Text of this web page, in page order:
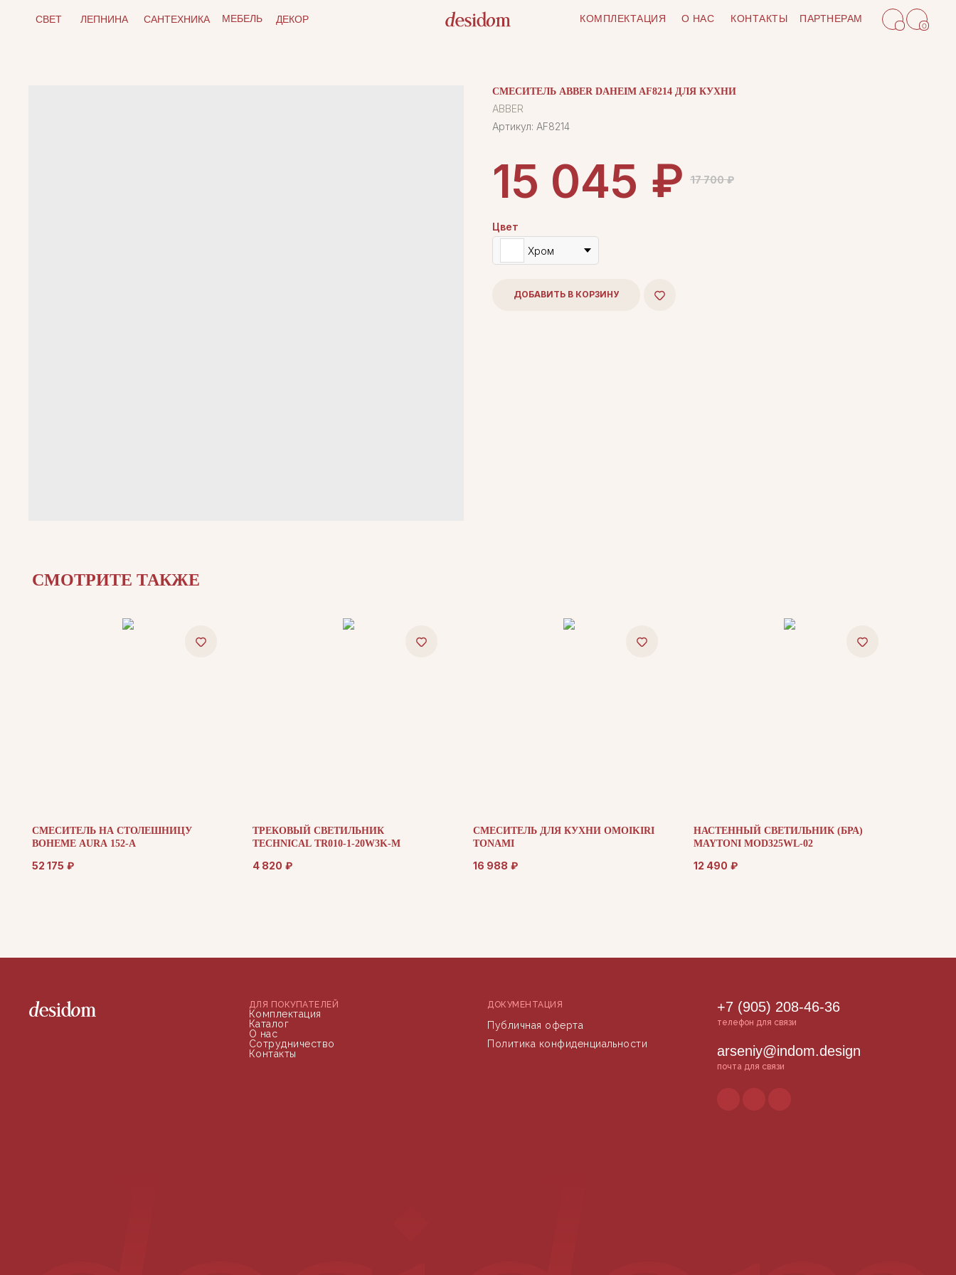
КОМПЛЕКТАЦИЯ О НАС КОНТАКТЫ ПАРТНЕРАМ
0
САНТЕХНИКА
ЛЕПНИНА ДЕКОР
СВЕТ МЕБЕЛЬ
СМЕСИТЕЛЬ ABBER DAHEIM AF8214 ДЛЯ КУХНИ
ABBER
Артикул: AF8214
15 045 ₽ 17 700 ₽
Цвет
Хром
ДОБАВИТЬ В КОРЗИНУ
СМОТРИТЕ ТАКЖЕ
СМЕСИТЕЛЬ НА СТОЛЕШНИЦУ
BOHEME AURA 152-A
52 175 ₽
ТРЕКОВЫЙ СВЕТИЛЬНИК
TECHNICAL TR010-1-20W3K-M
4 820 ₽
СМЕСИТЕЛЬ ДЛЯ КУХНИ OMOIKIRI
TONAMI
16 988 ₽
НАСТЕННЫЙ СВЕТИЛЬНИК (БРА)
MAYTONI MOD325WL-02
12 490 ₽
ДОКУМЕНТАЦИЯ
Публичная оферта
Политика конфиденциальности
ДЛЯ ПОКУПАТЕЛЕЙ
Комплектация
Каталог
О нас
Сотрудничество
Контакты
+7 (905) 208-46-36
телефон для связи
arseniy@indom.design
почта для связи